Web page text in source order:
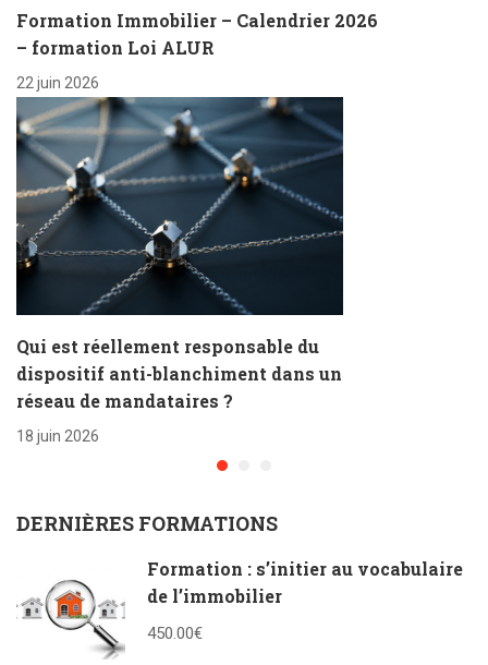
Formation Immobilier – Calendrier 2026
– formation Loi ALUR
22 juin 2026
Qui est réellement responsable du
dispositif anti-blanchiment dans un
réseau de mandataires ?
18 juin 2026
DERNIÈRES FORMATIONS
Formation : s’initier au vocabulaire
de l’immobilier
450.00€